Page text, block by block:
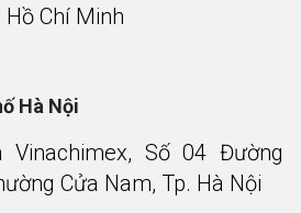
Hồ Chí Minh
Hà Nội
Số 04 Đường
Cửa Nam, Tp. Hà Nội